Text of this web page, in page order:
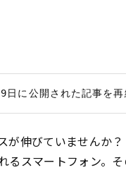
が伸びていませんか？
るスマートフォン。